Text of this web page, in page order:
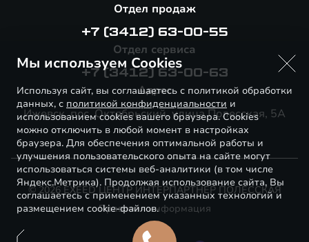
Отдел продаж
+7 (3412) 63-00-55
Отдел сервиса
+7 (3412) 63-00-63
Адрес
Ижевск, пос. Октябрьский, улица Полесская, 5А
© 2026 EXEED ЦЕНТР ИНТЕРПАРТНЕР ПОЛЕССКАЯ
Правовая информация
Мы используем Cookies
Используя сайт, вы соглашаетесь с политикой обработки
данных, с политикой конфиденциальности и
использованием cookies вашего браузера. Cookies
можно отключить в любой момент в настройках
браузера. Для обеспечения оптимальной работы и
улучшения пользовательского опыта на сайте могут
использоваться системы веб-аналитики (в том числе
Яндекс.Метрика). Продолжая использование сайта, Вы
соглашаетесь с применением указанных технологий и
размещением cookie-файлов.